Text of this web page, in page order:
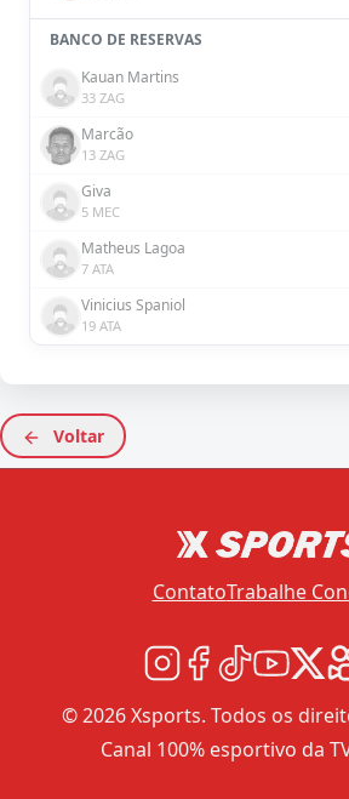
BANCO DE RESERVAS
Kauan Martins
33 ZAG
Marcão
13 ZAG
Giva
5 MEC
Matheus Lagoa
7 ATA
Vinicius Spaniol
19 ATA
Voltar
ContatoTrabalhe
© 2026 Xsports. Todos os
Canal 100% esportivo da